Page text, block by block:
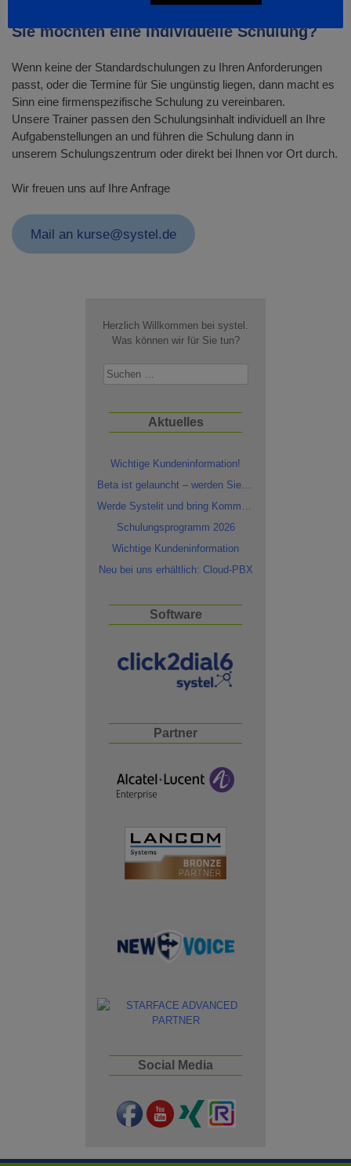
Sie möchten eine individuelle Schulung?
Wenn keine der Standardschulungen zu Ihren Anforderungen
passt, oder die Termine für Sie ungünstig liegen, dann macht es
Sinn eine firmenspezifische Schulung zu vereinbaren.
Unsere Trainer passen den Schulungsinhalt individuell an Ihre
Aufgabenstellungen an und führen die Schulung dann in
unserem Schulungszentrum oder direkt bei Ihnen vor Ort durch.
Wir freuen uns auf Ihre Anfrage
Mail an kurse@systel.de
Herzlich Willkommen bei systel.
Was können wir für Sie tun?
Suchen
nach:
Aktuelles
Wichtige Kundeninformation!
Beta ist gelauncht – werden Sie Tester!
Werde Systelit und bring Kommunikation auf ein neues Level!
Schulungsprogramm 2026
Wichtige Kundeninformation
Neu bei uns erhältlich: Cloud-PBX
Software
Partner
Social Media